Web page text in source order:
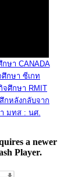
ษา CANADA
กษา ซีเกท
จศึกษา RMIT
กหลังกลับจาก
มทส : นศ.
a newer
Player.